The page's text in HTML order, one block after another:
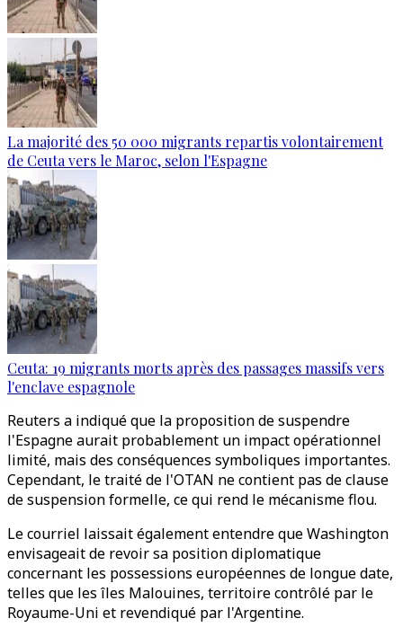
La majorité des 50 000 migrants repartis volontairement
de Ceuta vers le Maroc, selon l'Espagne
Ceuta: 19 migrants morts après des passages massifs vers
l'enclave espagnole
Reuters a indiqué que la proposition de suspendre
l'Espagne aurait probablement un impact opérationnel
limité, mais des conséquences symboliques importantes.
Cependant, le traité de l'OTAN ne contient pas de clause
de suspension formelle, ce qui rend le mécanisme flou.
Le courriel laissait également entendre que Washington
envisageait de revoir sa position diplomatique
concernant les possessions européennes de longue date,
telles que les îles Malouines, territoire contrôlé par le
Royaume-Uni et revendiqué par l'Argentine.